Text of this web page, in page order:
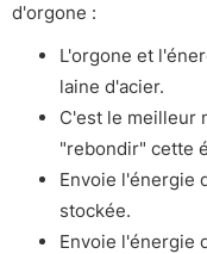
d'orgone :
L'orgone et
laine d'acier.
C'est le meilleur
"rebondir" cette
Envoie l'énergie
stockée.
Envoie l'énergie